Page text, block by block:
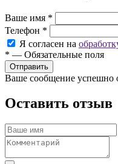
Ваше имя *
Телефон *
Я согласен на
* — Обязательные поля
Ваше сообщение успешно
Оставить отзыв